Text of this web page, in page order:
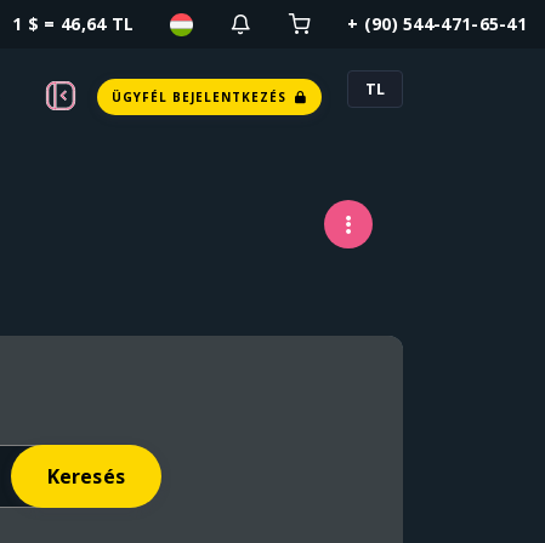
1 $ = 46,64 TL + (90) 544-471-65-41
ÜGYFÉL BEJELENTKEZÉS TL